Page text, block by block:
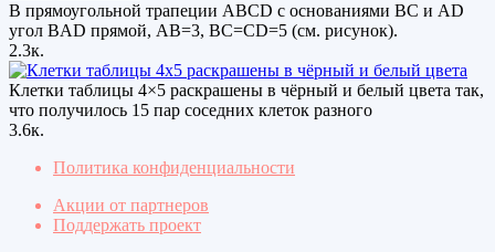
В прямоугольной трапеции АВСD с основаниями ВС и АD
угол ВAD прямой, AB=3, ВС=CD=5 (см. рисунок).
2.3к.
Клетки таблицы 4×5 раскрашены в чёрный и белый цвета так,
что получилось 15 пар соседних клеток разного
3.6к.
Политика конфиденциальности
Акции от партнеров
Поддержать проект